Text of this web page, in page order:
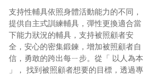
支持性輔具依照身體活動能力的不同，
提供自主式訓練輔具，彈性更換適合當
下能力狀況的輔具，支持被照顧者安
全，安心的密集鍛鍊，增加被照顧者自
信，勇敢的跨出每ㄧ步。從「 以人為本
」， 找到被照顧者想要的目標，透過專